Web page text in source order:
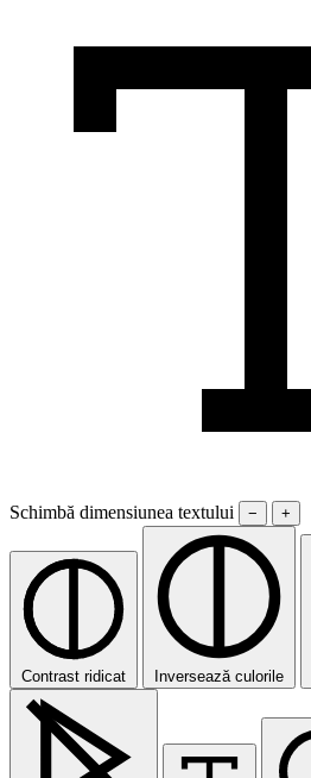
Schimbă dimensiunea textului − +
Contrast ridicat Inversează culorile